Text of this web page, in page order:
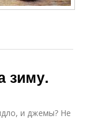
зиму.
и джемы? Не